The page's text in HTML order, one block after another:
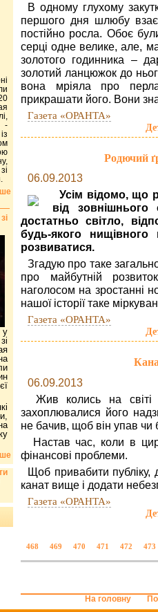
В одному глухому
першого дня шлюбу
постійно росла. Обоє
серці одне велике, але,
золотого годинника –
золотий ланцюжок до
вона мріяла про
прикрашати його. Вони
Газета «ОРАНТА»
Родючий
06.09.2013
Усім відомо, що
від
достатньо світло,
будь-якого
розвиватися.
Згадую про таке
про майбутній
наголосом на зростанні
нашої історії таке
Газета «ОРАНТА»
06.09.2013
Жив колись на світі
захоплювалися його
не бачив, щоб він упав чи
Настав час, коли в
фінансові проблеми.
Щоб привабити публіку,
канат вище і додати
Газета «ОРАНТА»
468 469 470 471 472 473
-
На головну